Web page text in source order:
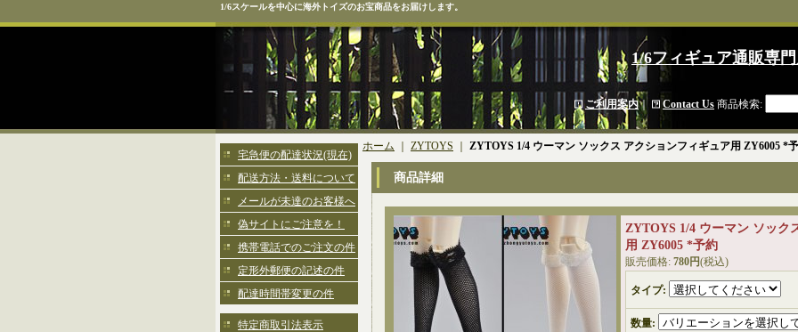
1/6スケールを中心に海外トイズのお宝商品をお届けします。
1/6フィギュア通販専
ご利用案内｜ Contact Us 商品検索:
宅急便の配達状況(現在)
配送方法・送料について
メールが未達のお客様へ
偽サイトにご注意を！
携帯電話でのご注文の件
定形外郵便の記述の件
配達時間帯変更の件
特定商取引法表示
ホーム ZYTOYS ZYTOYS 1/4 ウーマン ソックス アクションフィギュア用 ZY6005 *
商品詳細
ZYTOYS 1/4 ウーマン ソック
用 ZY6005 *予約
販売価格: 780円(税込)
タイプ:
数量: